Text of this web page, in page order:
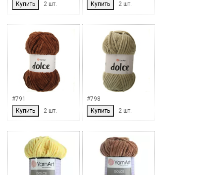
Купить
2 шт.
Купить
2 шт.
#791
Купить
2 шт.
#798
Купить
2 шт.